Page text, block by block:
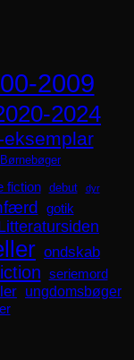
2009
2024
Børnebøger
fiction debut dyr
gotik
ondskab
seriemord
ungdomsbøger